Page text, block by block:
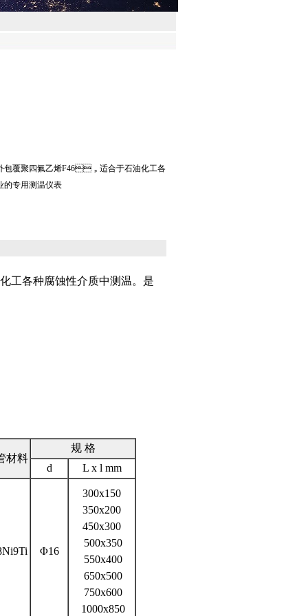
外包覆聚四氟乙烯F46，适合于石油化工各
的专用测温仪表
种腐蚀性介质中测温。是
材料
规 格
d
L x l mm
Φ16
300x150
350x200
450x300
500x350
550x400
650x500
750x600
1000x850